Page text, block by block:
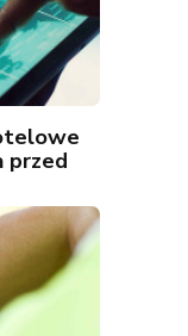
przed